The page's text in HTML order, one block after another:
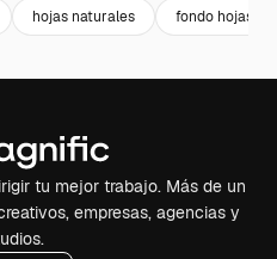
hojas naturales fondo hojas
tu mejor trabajo. Más de un
empresas, agencias y